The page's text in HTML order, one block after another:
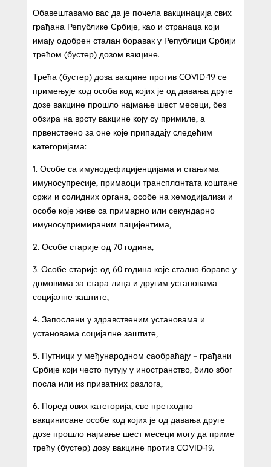
Обавештавамо вас да је почела вакцинација свих
грађана Републике Србије, као и странаца који
имају одобрен сталан боравак у Републици Србији
трећом (бустер) дозом вакцине.
Трећа (бустер) доза вакцине против COVID-19 се
примењује код особа код којих је од давања друге
дозе вакцине прошло најмање шест месеци, без
обзира на врсту вакцине коју су примиле, а
првенствено за оне које припадају следећим
категоријама:
1. Особе са имунодефицијенцијама и стањима
имуносупресије, примаоци трансплaнтата коштане
сржи и солидних органа, особе на хемодијализи и
особе које живе са примарно или секундарно
имуносупримираним пацијентима,
2. Особе старије од 70 година,
3. Особе старије од 60 година које стално бораве у
домовима за стара лица и другим установама
социјалне заштите,
4. Запослени у здравственим установама и
установама социјалне заштите,
5. Путници у међународном саобраћају – грађани
Србије који често путују у иностранство, било због
посла или из приватних разлога,
6. Поред ових категорија, све претходно
вакцинисане особе код којих је од давања друге
дозе прошло најмање шест месеци могу да приме
трећу (бустер) дозу вакцине против COVID-19.